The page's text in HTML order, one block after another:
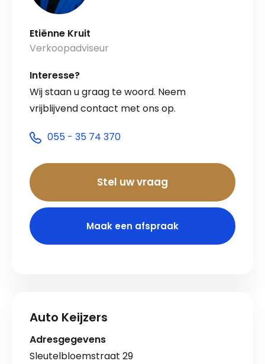
Etiënne Kruit
Verkoopadviseur
Interesse?
Wij staan u graag te woord. Neem
vrijblijvend contact met ons op.
055 - 35 74 370
Stel uw vraag
Maak een afspraak
Auto Keijzers
Adresgegevens
Sleutelbloemstraat 29